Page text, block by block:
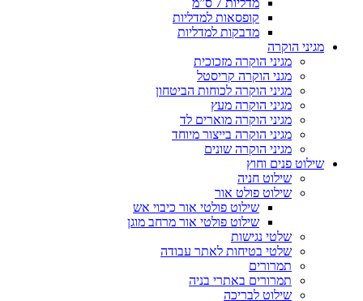
קופסאות למדליות
מדבקות למדליות
מגיני הוקרה
מגיני הוקרה מזכוכית
מגני הוקרה קריסטל
מגיני הוקרה לכוחות הביטחון
מגיני הוקרה מעץ
מגיני הוקרה מוארים לד
מגיני הוקרה בייצור מיוחד
מגיני הוקרה שונים
שילוט פנים וחוץ
שילוט חניה
שילוט פולט אור
שילוט פולטי אור כיבוי אש
שילוט פולטי אור מרחב מוגן
שלטי נגישות
שלטי בטיחות לאתר עבודה
תמרורים
תמרורים באתרי בניה
שילוט לבריכה